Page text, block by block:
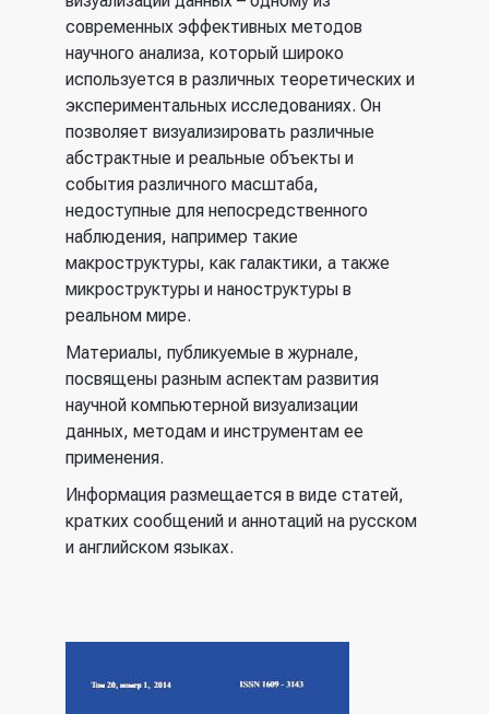
современных эффективных методов
научного анализа, который широко
используется в различных теоретических и
экспериментальных исследованиях. Он
позволяет визуализировать различные
абстрактные и реальные объекты и
события различного масштаба,
недоступные для непосредственного
наблюдения, например такие
макроструктуры, как галактики, а также
микроструктуры и наноструктуры в
реальном мире.
Материалы, публикуемые в журнале,
посвящены разным аспектам развития
научной компьютерной визуализации
данных, методам и инструментам ее
применения.
Информация размещается в виде статей,
кратких сообщений и аннотаций на русском
и английском языках.